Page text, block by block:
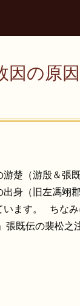
因の原
游楚（游殷＆張
出身（旧左馮翊
います。 ちな
張既伝の裴松之